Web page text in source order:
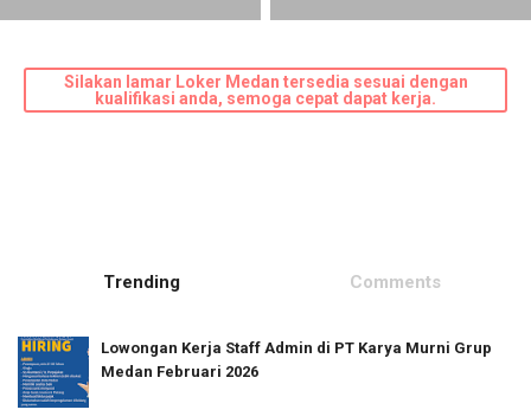
Silakan lamar Loker Medan tersedia sesuai dengan
kualifikasi anda, semoga cepat dapat kerja.
Trending Comments
Lowongan Kerja Staff Admin di PT Karya Murni Grup
Medan Februari 2026